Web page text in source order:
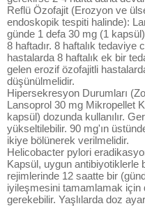
Reflü Özofajit (Erozyon ve
endoskopik tespiti halinde):
günde 1 defa 30 mg (1
8 haftadır. 8 haftalık
hastalarda 8 haftalık ek bir
gelen erozif özofajitli
düşünülmelidir.
Hipersekresyon Durumları
Lansoprol 30 mg Mikropellet
kapsül) dozunda kullanılır.
yükseltilebilir. 90 mg'ın
ikiye bölünerek verilmelidir.
Helicobacter pylori
Kapsül, uygun antibiyotiklerle
rejimlerinde 12 saatte bir
iyileşmesini tamamlamak
gerekebilir. Yaşlılarda doz